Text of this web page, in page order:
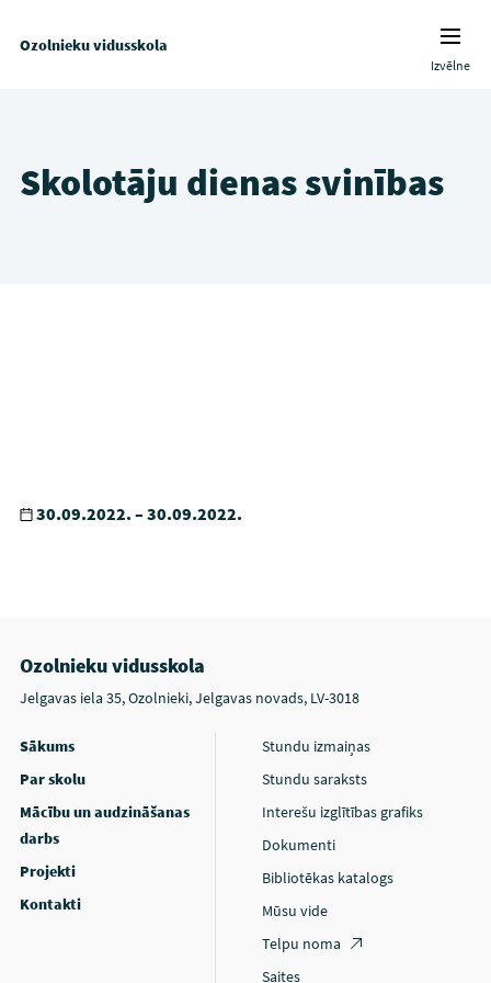
Ozolnieku vidusskola
Izvēlne
Skolotāju dienas svinības
30.09.2022. – 30.09.2022.
Ozolnieku vidusskola
Jelgavas iela 35, Ozolnieki, Jelgavas novads, LV-3018
Sākums
Par skolu
Mācību un audzināšanas
darbs
Projekti
Kontakti
Stundu izmaiņas
Stundu saraksts
Interešu izglītības grafiks
Dokumenti
Bibliotēkas katalogs
Mūsu vide
Telpu noma
Saites